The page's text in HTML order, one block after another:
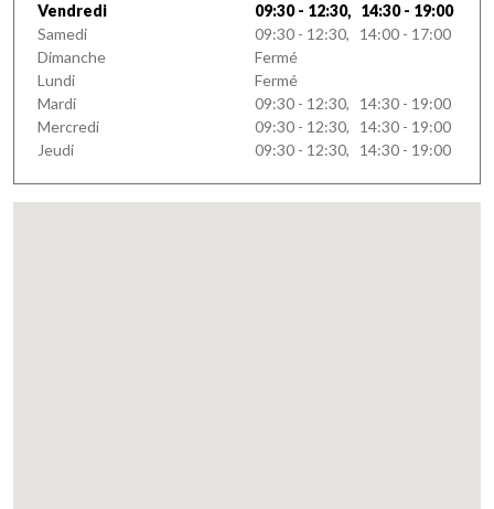
Vendredi
09:30 - 12:30, 14:30 - 19:00
Samedi
09:30 - 12:30, 14:00 - 17:00
Dimanche
Fermé
Lundi
Fermé
Mardi
09:30 - 12:30, 14:30 - 19:00
Mercredi
09:30 - 12:30, 14:30 - 19:00
Jeudi
09:30 - 12:30, 14:30 - 19:00